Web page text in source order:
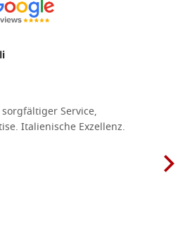
Service,
Italienische Exzellenz.